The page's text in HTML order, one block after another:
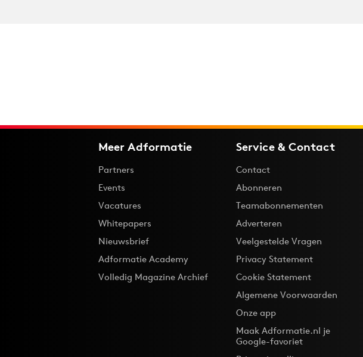
Meer Adformatie
Partners
Events
Vacatures
Whitepapers
Nieuwsbrief
Adformatie Academy
Volledig Magazine Archief
Service & Contact
Contact
Abonneren
Teamabonnementen
Adverteren
Veelgestelde Vragen
Privacy Statement
Cookie Statement
Algemene Voorwaarden
Onze app
Maak Adformatie.nl je
Google-favoriet